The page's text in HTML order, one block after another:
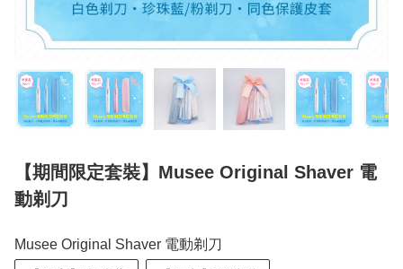
【期間限定套裝】Musee Original Shaver 電
動剃刀
Musee Original Shaver 電動剃刀